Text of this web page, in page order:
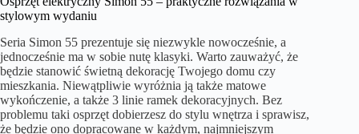
stylowym wydaniu
Seria Simon 55 prezentuje się niezwykle nowocześnie, a
jednocześnie ma w sobie nutę klasyki. Warto zauważyć, że
będzie stanowić świetną dekorację Twojego domu czy
mieszkania. Niewątpliwie wyróżnia ją także matowe
wykończenie, a także 3 linie ramek dekoracyjnych. Bez
problemu taki osprzęt dobierzesz do stylu wnętrza i sprawisz,
że będzie ono dopracowane w każdym, najmniejszym